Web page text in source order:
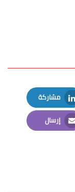
مشاركة
LinkedIn
إرسال
Email